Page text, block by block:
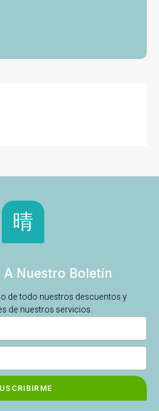
A Nuestro Boletín
de todo nuestros descuentos y
de nuestros servicios.